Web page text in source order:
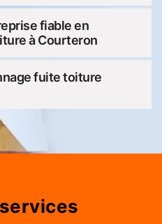
fiable en
à Courteron
fuite toiture